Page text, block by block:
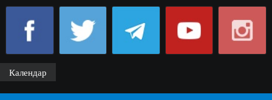
Календар